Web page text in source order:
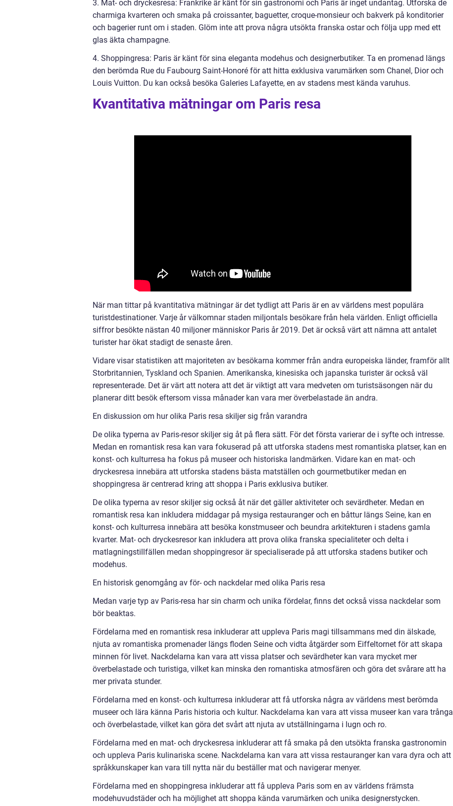
3. Mat- och dryckesresa: Frankrike är känt för sin gastronomi och Paris är inget undantag. Utforska de
charmiga kvarteren och smaka på croissanter, baguetter, croque-monsieur och bakverk på konditorier
och bagerier runt om i staden. Glöm inte att prova några utsökta franska ostar och följa upp med ett
glas äkta champagne.
4. Shoppingresa: Paris är känt för sina eleganta modehus och designerbutiker. Ta en promenad längs
den berömda Rue du Faubourg Saint-Honoré för att hitta exklusiva varumärken som Chanel, Dior och
Louis Vuitton. Du kan också besöka Galeries Lafayette, en av stadens mest kända varuhus.
Kvantitativa mätningar om Paris resa
När man tittar på kvantitativa mätningar är det tydligt att Paris är en av världens mest populära
turistdestinationer. Varje år välkomnar staden miljontals besökare från hela världen. Enligt officiella
siffror besökte nästan 40 miljoner människor Paris år 2019. Det är också värt att nämna att antalet
turister har ökat stadigt de senaste åren.
Vidare visar statistiken att majoriteten av besökarna kommer från andra europeiska länder, framför allt
Storbritannien, Tyskland och Spanien. Amerikanska, kinesiska och japanska turister är också väl
representerade. Det är värt att notera att det är viktigt att vara medveten om turistsäsongen när du
planerar ditt besök eftersom vissa månader kan vara mer överbelastade än andra.
En diskussion om hur olika Paris resa skiljer sig från varandra
De olika typerna av Paris-resor skiljer sig åt på flera sätt. För det första varierar de i syfte och intresse.
Medan en romantisk resa kan vara fokuserad på att utforska stadens mest romantiska platser, kan en
konst- och kulturresa ha fokus på museer och historiska landmärken. Vidare kan en mat- och
dryckesresa innebära att utforska stadens bästa matställen och gourmetbutiker medan en
shoppingresa är centrerad kring att shoppa i Paris exklusiva butiker.
De olika typerna av resor skiljer sig också åt när det gäller aktiviteter och sevärdheter. Medan en
romantisk resa kan inkludera middagar på mysiga restauranger och en båttur längs Seine, kan en
konst- och kulturresa innebära att besöka konstmuseer och beundra arkitekturen i stadens gamla
kvarter. Mat- och dryckesresor kan inkludera att prova olika franska specialiteter och delta i
matlagningstillfällen medan shoppingresor är specialiserade på att utforska stadens butiker och
modehus.
En historisk genomgång av för- och nackdelar med olika Paris resa
Medan varje typ av Paris-resa har sin charm och unika fördelar, finns det också vissa nackdelar som
bör beaktas.
Fördelarna med en romantisk resa inkluderar att uppleva Paris magi tillsammans med din älskade,
njuta av romantiska promenader längs floden Seine och vidta åtgärder som Eiffeltornet för att skapa
minnen för livet. Nackdelarna kan vara att vissa platser och sevärdheter kan vara mycket mer
överbelastade och turistiga, vilket kan minska den romantiska atmosfären och göra det svårare att ha
mer privata stunder.
Fördelarna med en konst- och kulturresa inkluderar att få utforska några av världens mest berömda
museer och lära känna Paris historia och kultur. Nackdelarna kan vara att vissa museer kan vara trånga
och överbelastade, vilket kan göra det svårt att njuta av utställningarna i lugn och ro.
Fördelarna med en mat- och dryckesresa inkluderar att få smaka på den utsökta franska gastronomin
och uppleva Paris kulinariska scene. Nackdelarna kan vara att vissa restauranger kan vara dyra och att
språkkunskaper kan vara till nytta när du beställer mat och navigerar menyer.
Fördelarna med en shoppingresa inkluderar att få uppleva Paris som en av världens främsta
modehuvudstäder och ha möjlighet att shoppa kända varumärken och unika designerstycken.